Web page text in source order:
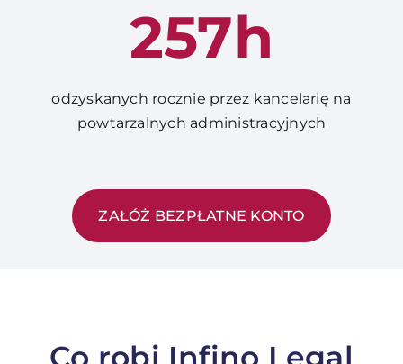
257h
odzyskanych rocznie przez kancelarię na
powtarzalnych administracyjnych
ZAŁÓŻ BEZPŁATNE KONTO
Co robi Infino Legal